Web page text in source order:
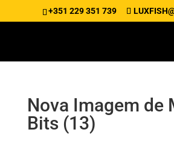
+351 229 351 739
Nova Imagem de
Bits (13)